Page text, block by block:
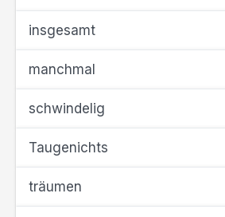
insgesamt
manchmal
schwindelig
Taugenichts
träumen